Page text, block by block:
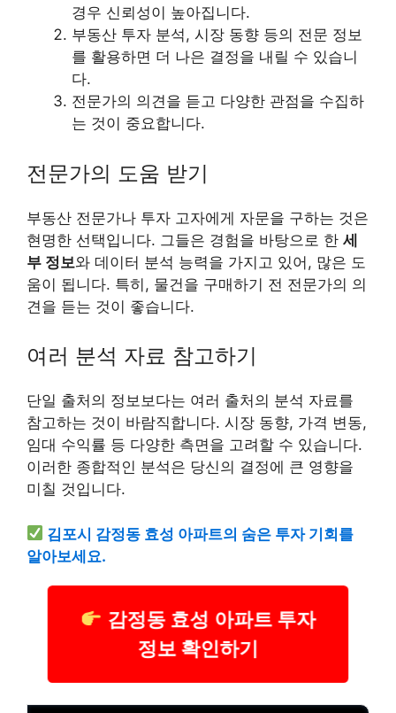
경우 신뢰성이 높아집니다.
부동산 투자 분석, 시장 동향 등의 전문 정보
를 활용하면 더 나은 결정을 내릴 수 있습니
다.
전문가의 의견을 듣고 다양한 관점을 수집하
는 것이 중요합니다.
전문가의 도움 받기
부동산 전문가나 투자 고자에게 자문을 구하는 것은
현명한 선택입니다. 그들은 경험을 바탕으로 한 세
부 정보와 데이터 분석 능력을 가지고 있어, 많은 도
움이 됩니다. 특히, 물건을 구매하기 전 전문가의 의
견을 듣는 것이 좋습니다.
여러 분석 자료 참고하기
단일 출처의 정보보다는 여러 출처의 분석 자료를
참고하는 것이 바람직합니다. 시장 동향, 가격 변동,
임대 수익률 등 다양한 측면을 고려할 수 있습니다.
이러한 종합적인 분석은 당신의 결정에 큰 영향을
미칠 것입니다.
김포시 감정동 효성 아파트의 숨은 투자 기회를
알아보세요.
감정동 효성 아파트 투자
정보 확인하기